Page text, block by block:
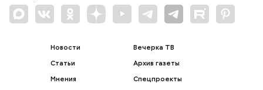
Новости
Статьи
Мнения
Вечерка ТВ
Архив газеты
Спецпроекты